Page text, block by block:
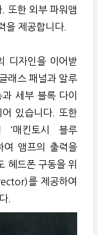
또한 외부 파워앰
을 제공합니다.
디자인을 이어받
래스 패널과 알루
세부 블록 다이
있습니다. 또한
‘매킨토시 블루
앰프의 출력을
헤드폰 구동을 위
를 제공하여
.